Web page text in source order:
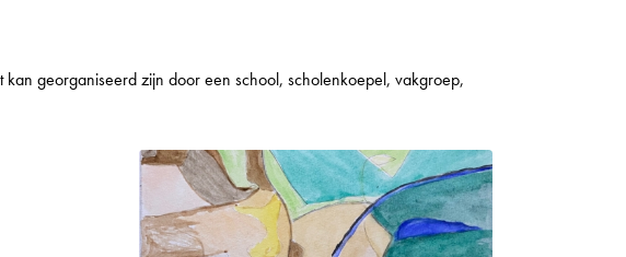
georganiseerd zijn door een school, scholenkoepel, vakgroep,